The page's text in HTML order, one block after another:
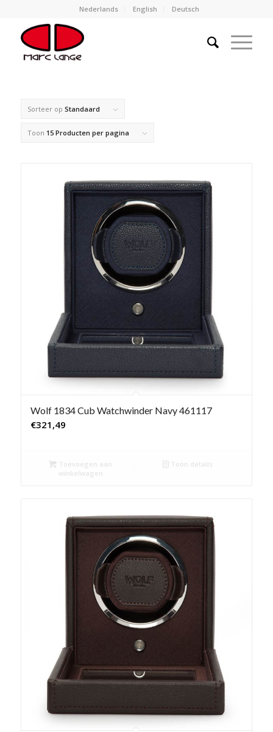
Nederlands English Deutsch
Sorteer op Standaard
Toon 15 Producten per pagina
Wolf 1834 Cub Watchwinder Navy 461117
€321,49
Toevoegen aan
winkelwagen
Toon details